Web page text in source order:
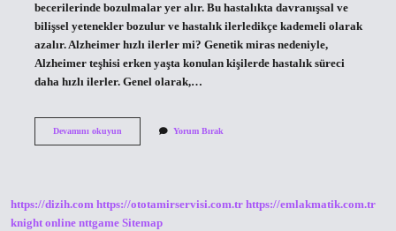
becerilerinde bozulmalar yer alır. Bu hastalıkta davranışsal ve
bilişsel yetenekler bozulur ve hastalık ilerledikçe kademeli olarak
azalır. Alzheimer hızlı ilerler mi? Genetik miras nedeniyle,
Alzheimer teşhisi erken yaşta konulan kişilerde hastalık süreci
daha hızlı ilerler. Genel olarak,…
Devamını okuyunAlzheimer
Yorum Bırak
https://dizih.com https://ototamirservisi.com.tr https://emlakmatik.com.tr
knight online nttgame Sitemap